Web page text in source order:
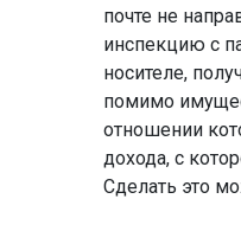
почте не
инспекцию с
носителе,
помимо
отношении
дохода, с
Сделать это